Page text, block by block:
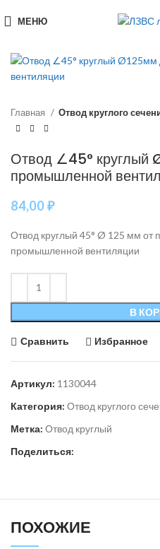
МЕНЮ
Главная Отвод круглого
Отвод ∠45° круглый
промышленной
84,00₽
Отвод круглый 45° Ø 125 мм от
промышленной вентиляции
В
Сравнить Избранное
Артикул: 1130044
Категория: Отвод круглого
Метка: Отвод круглый
Поделиться:
ПОХОЖИЕ